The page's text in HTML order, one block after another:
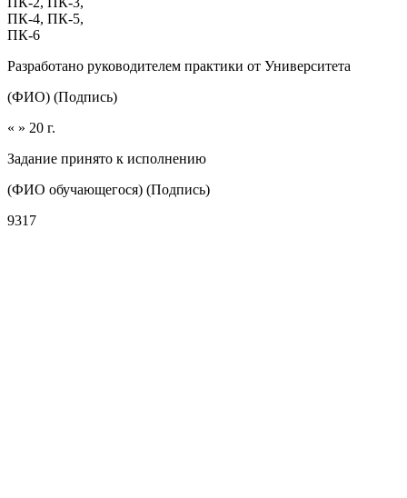
ПК-4, ПК-5,
ПК-6
Разработано руководителем практики от Университета
(ФИО) (Подпись)
« » 20 г.
Задание принято к исполнению
(ФИО обучающегося) (Подпись)
9317